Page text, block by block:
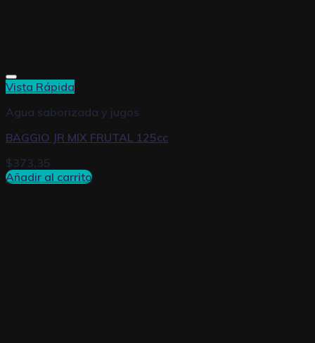
Vista Rápida
Agua saborizada y jugos
BAGGIO JR MIX FRUTAL 125cc
$373,35
Añadir al carrito